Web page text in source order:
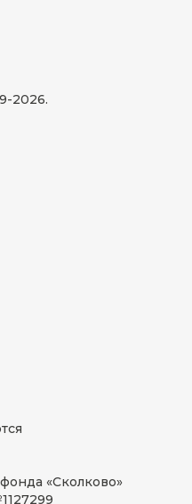
2026.
«Сколково»